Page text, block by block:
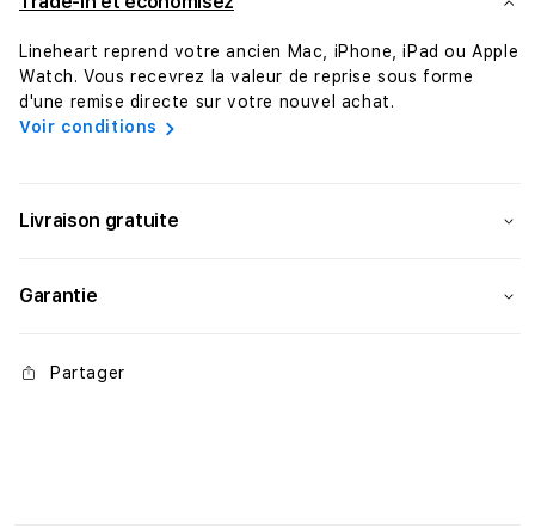
256GB
Argent
Lineheart reprend votre ancien Mac, iPhone, iPad ou Apple
Watch. Vous recevrez la valeur de reprise sous forme
d'une remise directe sur votre nouvel achat.
Voir conditions
Livraison gratuite
Garantie
Partager